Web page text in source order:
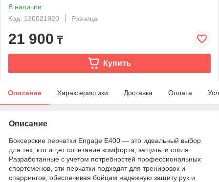
В наличии
Код: 130021920
Розница
21 900 ₸
Купить
Описание Характеристики Доставка Оплата
Описание
Боксерские перчатки Engage E400 — это идеальный выбор
для тех, кто ищет сочетание комфорта, защиты и стиля.
Разработанные с учетом потребностей профессиональных
спортсменов, эти перчатки подходят для тренировок и
спаррингов, обеспечивая бойцам надежную защиту рук и